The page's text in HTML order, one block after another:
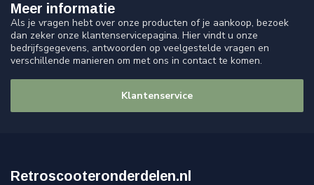
Meer informatie
Als je vragen hebt over onze producten of je aankoop, bezoek
dan zeker onze klantenservicepagina. Hier vindt u onze
bedrijfsgegevens, antwoorden op veelgestelde vragen en
verschillende manieren om met ons in contact te komen.
Klantenservice
Retroscooteronderdelen.nl